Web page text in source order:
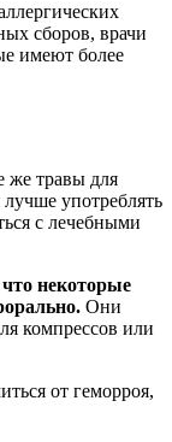
сборов, врачи
имеют более
же травы для
употреблять
с лечебными
некоторые
Они
компрессов или
от геморроя,